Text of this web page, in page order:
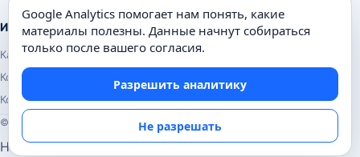
Информация
Карта сайта
Контакты
Конфиденциальность
© Почемуха.ру, 2010–2026
Настройки аналитики
Google Analytics помогает нам понять, какие
материалы полезны. Данные начнут собираться
только после вашего согласия.
Разрешить аналитику
Не разрешать